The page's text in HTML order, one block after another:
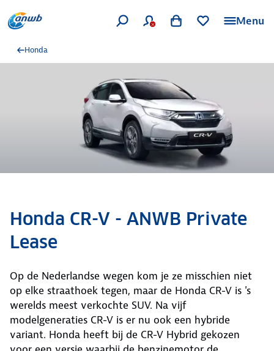
Menu
Honda
Honda CR-V - ANWB Private
Lease
Op de Nederlandse wegen kom je ze misschien niet
op elke straathoek tegen, maar de Honda CR-V is 's
werelds meest verkochte SUV. Na vijf
modelgeneraties CR-V is er nu ook een hybride
variant. Honda heeft bij de CR-V Hybrid gekozen